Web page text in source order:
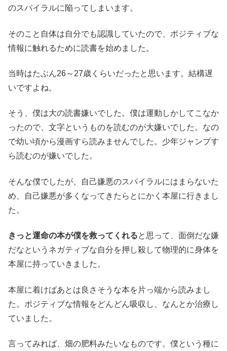
のスパイラルに陥ってしまいます。
そのこと自体は自分でも認識していたので、ポジティブな
情報に触れるために読書を始めました。
当時はたぶん26～27歳くらいだったと思います。結構遅
いですよね。
そう、僕は大の読書嫌いでした。僕は運動しかしてこなか
ったので、文字というものを読むのが大嫌いでした。なの
で幼い頃から漫画すら読みませんでした。少年ジャンプす
ら読むのが嫌いでした。
そんな僕でしたが、自己嫌悪のスパイラルにはまらないた
め、自己嫌悪が多くなってきたらとにかく本屋に行きまし
た。
きっと運命の本が僕を救ってくれると思って、面倒だな嫌
だなというネガティブな自分を押し殺して物理的に身体を
本屋に持っていきました。
本屋に着けばあとは良さそうな本を片っ端から読みまし
た。ポジティブな情報をどんどん吸収し、なんとか治療し
ていました。
言ってみれば、畑の肥料みたいなものです。僕という種に